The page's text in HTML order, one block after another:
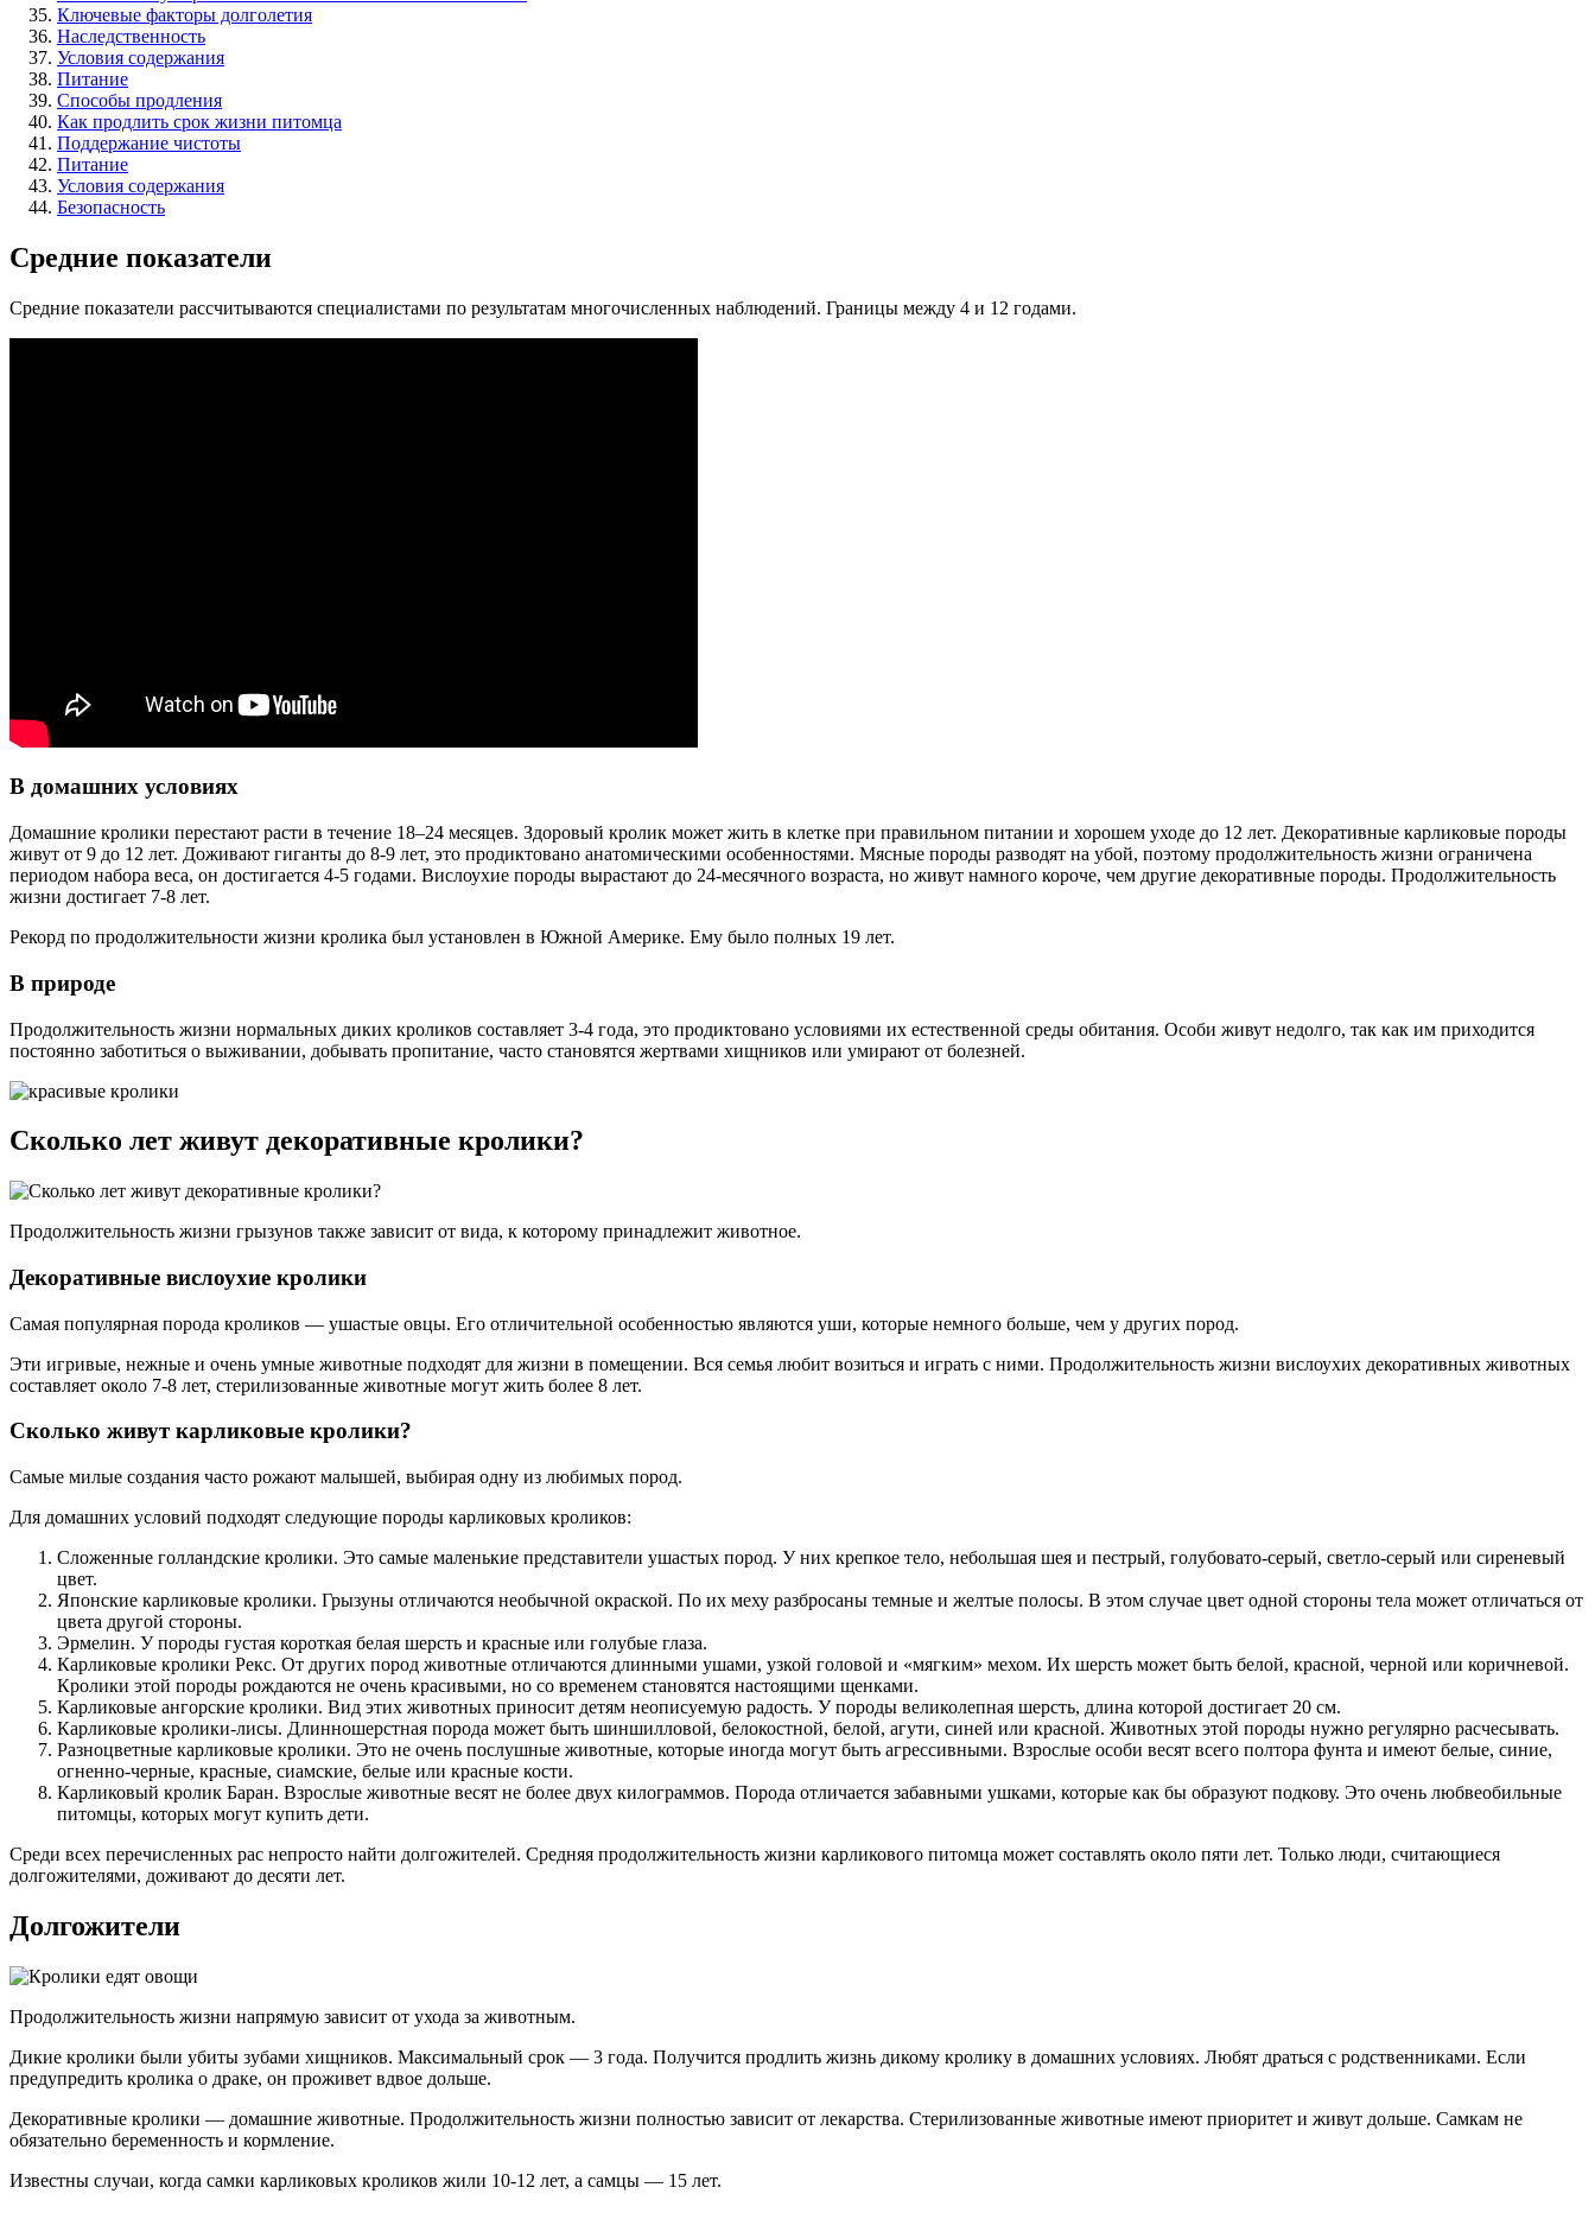
Ключевые факторы долголетия
Наследственность
Условия содержания
Питание
Способы продления
Как продлить срок жизни питомца
Поддержание чистоты
Питание
Условия содержания
Безопасность
Средние показатели
Средние показатели рассчитываются специалистами по результатам многочисленных наблюдений. Границы между 4 и 12 годами.
В домашних условиях
Домашние кролики перестают расти в течение 18–24 месяцев. Здоровый кролик может жить в клетке при правильном питании и хорошем уходе до 12 лет. Декоративные карликовые породы
живут от 9 до 12 лет. Доживают гиганты до 8-9 лет, это продиктовано анатомическими особенностями. Мясные породы разводят на убой, поэтому продолжительность жизни ограничена
периодом набора веса, он достигается 4-5 годами. Вислоухие породы вырастают до 24-месячного возраста, но живут намного короче, чем другие декоративные породы. Продолжительность
жизни достигает 7-8 лет.
Рекорд по продолжительности жизни кролика был установлен в Южной Америке. Ему было полных 19 лет.
В природе
Продолжительность жизни нормальных диких кроликов составляет 3-4 года, это продиктовано условиями их естественной среды обитания. Особи живут недолго, так как им приходится
постоянно заботиться о выживании, добывать пропитание, часто становятся жертвами хищников или умирают от болезней.
Сколько лет живут декоративные кролики?
Продолжительность жизни грызунов также зависит от вида, к которому принадлежит животное.
Декоративные вислоухие кролики
Самая популярная порода кроликов — ушастые овцы. Его отличительной особенностью являются уши, которые немного больше, чем у других пород.
Эти игривые, нежные и очень умные животные подходят для жизни в помещении. Вся семья любит возиться и играть с ними. Продолжительность жизни вислоухих декоративных животных
составляет около 7-8 лет, стерилизованные животные могут жить более 8 лет.
Сколько живут карликовые кролики?
Самые милые создания часто рожают малышей, выбирая одну из любимых пород.
Для домашних условий подходят следующие породы карликовых кроликов:
Сложенные голландские кролики. Это самые маленькие представители ушастых пород. У них крепкое тело, небольшая шея и пестрый, голубовато-серый, светло-серый или сиреневый
цвет.
Японские карликовые кролики. Грызуны отличаются необычной окраской. По их меху разбросаны темные и желтые полосы. В этом случае цвет одной стороны тела может отличаться от
цвета другой стороны.
Эрмелин. У породы густая короткая белая шерсть и красные или голубые глаза.
Карликовые кролики Рекс. От других пород животные отличаются длинными ушами, узкой головой и «мягким» мехом. Их шерсть может быть белой, красной, черной или коричневой.
Кролики этой породы рождаются не очень красивыми, но со временем становятся настоящими щенками.
Карликовые ангорские кролики. Вид этих животных приносит детям неописуемую радость. У породы великолепная шерсть, длина которой достигает 20 см.
Карликовые кролики-лисы. Длинношерстная порода может быть шиншилловой, белокостной, белой, агути, синей или красной. Животных этой породы нужно регулярно расчесывать.
Разноцветные карликовые кролики. Это не очень послушные животные, которые иногда могут быть агрессивными. Взрослые особи весят всего полтора фунта и имеют белые, синие,
огненно-черные, красные, сиамские, белые или красные кости.
Карликовый кролик Баран. Взрослые животные весят не более двух килограммов. Порода отличается забавными ушками, которые как бы образуют подкову. Это очень любвеобильные
питомцы, которых могут купить дети.
Среди всех перечисленных рас непросто найти долгожителей. Средняя продолжительность жизни карликового питомца может составлять около пяти лет. Только люди, считающиеся
долгожителями, доживают до десяти лет.
Долгожители
Продолжительность жизни напрямую зависит от ухода за животным.
Дикие кролики были убиты зубами хищников. Максимальный срок — 3 года. Получится продлить жизнь дикому кролику в домашних условиях. Любят драться с родственниками. Если
предупредить кролика о драке, он проживет вдвое дольше.
Декоративные кролики — домашние животные. Продолжительность жизни полностью зависит от лекарства. Стерилизованные животные имеют приоритет и живут дольше. Самкам не
обязательно беременность и кормление.
Известны случаи, когда самки карликовых кроликов жили 10-12 лет, а самцы — 15 лет.